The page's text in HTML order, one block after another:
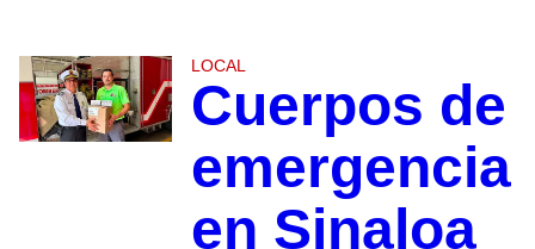
LOCAL
Cuerpos de
emergencia
en Sinaloa